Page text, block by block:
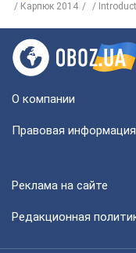
Карпюк 2014
О компании
Правовая информация
Реклама на сайте
Редакционная